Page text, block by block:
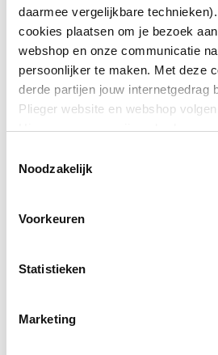
daarmee vergelijkbare
cookies plaatsen om je bezoek
webshop en onze communicatie
persoonlijker te maken. Met deze
derde partijen jouw internetgedrag
Plieger website en webshop
Hiermee passen wij en derden
We slaan je cookievoorkeur op in je
Noodzakelijk
Voorkeuren
Statistieken
Marketing
Vorm
Uitvoering glas
Vergrotende spiegel Nee
Met spiegellijst Nee
Materiaal spiegellijst
Type facet
Toon
Downloads